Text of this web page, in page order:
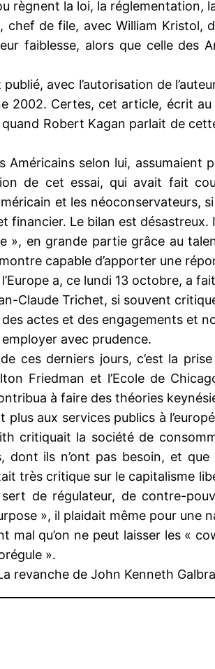
règnent la loi, la
de file, avec William Kristol,
faiblesse, alors que celle des
publié, avec l’autorisation de
2002. Certes, cet article, écrit
quand Robert Kagan parlait de
selon lui, assumaient
de cet essai, qui avait fait
et les néoconservateurs,
Le bilan est désastreux.
», en grande partie grâce au
capable d’apporter une
a, ce lundi 13 octobre, a
Claude Trichet, si souvent
actes et des engagements et
avec prudence.
ces derniers jours, c’est la
Friedman et l’Ecole de
à faire des théories
aux services publics à
critiquait la société de
dont ils n’ont pas besoin, et
très critique sur le capitalisme
sert de régulateur, de contre-
», il plaidait même pour une
mal qu’on ne peut laisser les «
».
revanche de John Kenneth